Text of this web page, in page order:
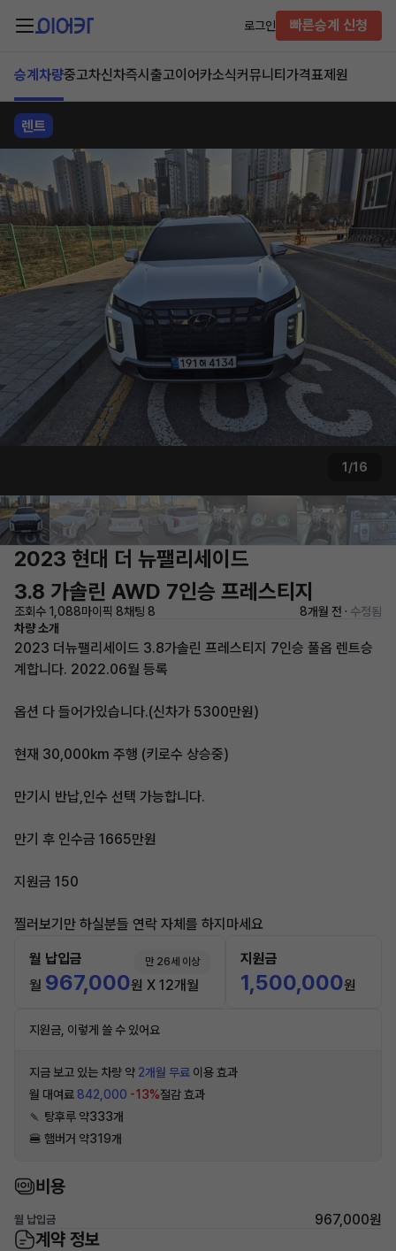
로그인 빠른승계 신청
승계차량중고차신차즉시출고이어카소식커뮤니티 가격표제원
렌트
1/16
2023 현대 더 뉴팰리세이드
3.8 가솔린 AWD 7인승 프레스티지
조회수 1,088마이픽 8채팅 8 8개월 전 · 수정됨
차량 소개
2023 더뉴팰리세이드 3.8가솔린 프레스티지 7인승 풀옵 렌트승
계합니다. 2022.06월 등록
옵션 다 들어가있습니다.(신차가 5300만원)
현재 30,000km 주행 (키로수 상승중)
만기시 반납,인수 선택 가능합니다.
만기 후 인수금 1665만원
지원금 150
찔러보기만 하실분들 연락 자체를 하지마세요
월 납입금 만 26세 이상
월 967,000원 X 12개월
지원금
1,500,000원
지원금, 이렇게 쓸 수 있어요
지금 보고 있는 차량 약 2개월 무료 이용 효과
월 대여료 842,000 -13%절감 효과
🍡 탕후루 약333개
🍔 햄버거 약319개
비용
월 납입금 967,000원
계약 정보